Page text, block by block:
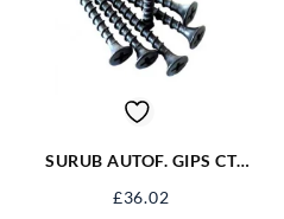
SURUB AUTOF. GIPS CT
£36.02